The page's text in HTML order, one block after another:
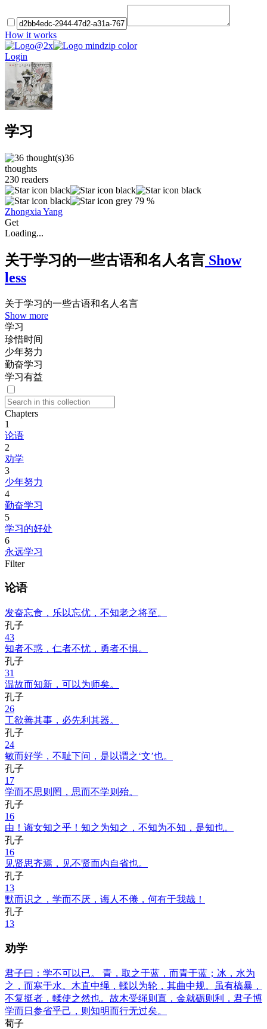
How it works
Login
学习
36
thoughts
230 readers
79 %
Zhongxia Yang
Get
Loading...
关于学习的一些古语和名人名言 Show
less
关于学习的一些古语和名人名言
Show more
学习
珍惜时间
少年努力
勤奋学习
学习有益
Chapters
1
论语
2
劝学
3
少年努力
4
勤奋学习
5
学习的好处
6
永远学习
Filter
论语
发奋忘食，乐以忘优，不知老之将至。
孔子
43
知者不惑，仁者不忧，勇者不惧。
孔子
31
温故而知新，可以为师矣。
孔子
26
工欲善其事，必先利其器。
孔子
24
敏而好学，不耻下问，是以谓之‘文’也。
孔子
17
学而不思则罔，思而不学则殆。
孔子
16
由！诲女知之乎！知之为知之，不知为不知，是知也。
孔子
16
见贤思齐焉，见不贤而内自省也。
孔子
13
默而识之，学而不厌，诲人不倦，何有于我哉！
孔子
13
劝学
君子曰：学不可以已。 青，取之于蓝，而青于蓝；冰，水为
之，而寒于水。木直中绳，輮以为轮，其曲中规。虽有槁暴，
不复挺者，輮使之然也。故木受绳则直，金就砺则利，君子博
学而日参省乎己，则知明而行无过矣。
荀子